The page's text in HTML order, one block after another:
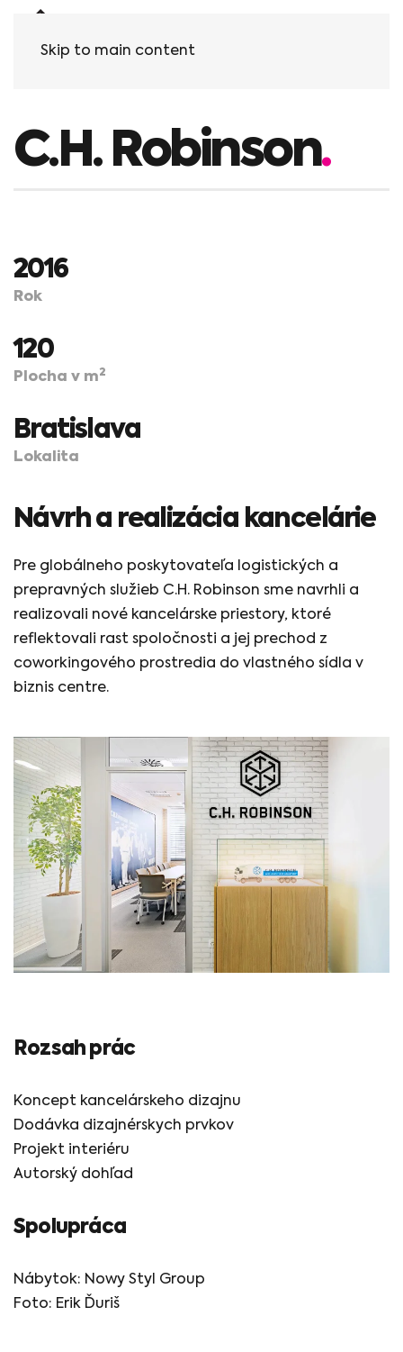
Skip to main content
C.H. Robinson.
2016
Rok
120
Plocha v m2
Bratislava
Lokalita
Návrh a realizácia kancelárie
Pre globálneho poskytovateľa logistických a
prepravných služieb C.H. Robinson sme navrhli a
realizovali nové kancelárske priestory, ktoré
reflektovali rast spoločnosti a jej prechod z
coworkingového prostredia do vlastného sídla v
biznis centre.
Rozsah prác
Koncept kancelárskeho dizajnu
Dodávka dizajnérskych prvkov
Projekt interiéru
Autorský dohľad
Spolupráca
Nábytok: Nowy Styl Group
Foto: Erik Ďuriš